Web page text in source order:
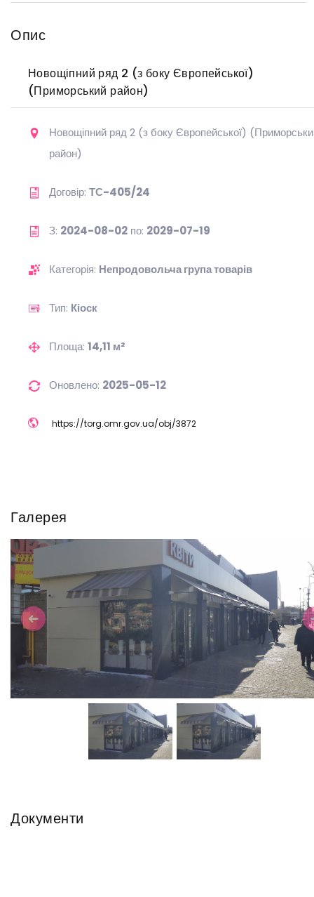
Опис
Новощіпний ряд 2 (з боку Європейської)
(Приморський район)
Новощіпний ряд 2 (з боку Європейської)
район)
Договір: ТС-405/24
З: 2024-08-02 по: 2029-07-19
Категорія: Непродовольча група товарів
Тип: Кіоск
Площа: 14,11 м²
Оновлено: 2025-05-12
https://torg.omr.gov.ua/obj/3872
Галерея
Previous
Документи